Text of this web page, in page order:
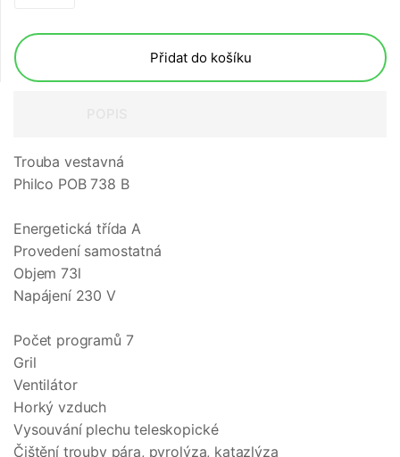
Přidat do košíku
Trouba vestavná
Philco POB 738 B
Energetická třída A
Provedení samostatná
Objem 73l
Napájení 230 V
Počet programů 7
Gril
Ventilátor
Horký vzduch
Vysouvání plechu teleskopické
Čištění trouby pára, pyrolýza, katazlýza